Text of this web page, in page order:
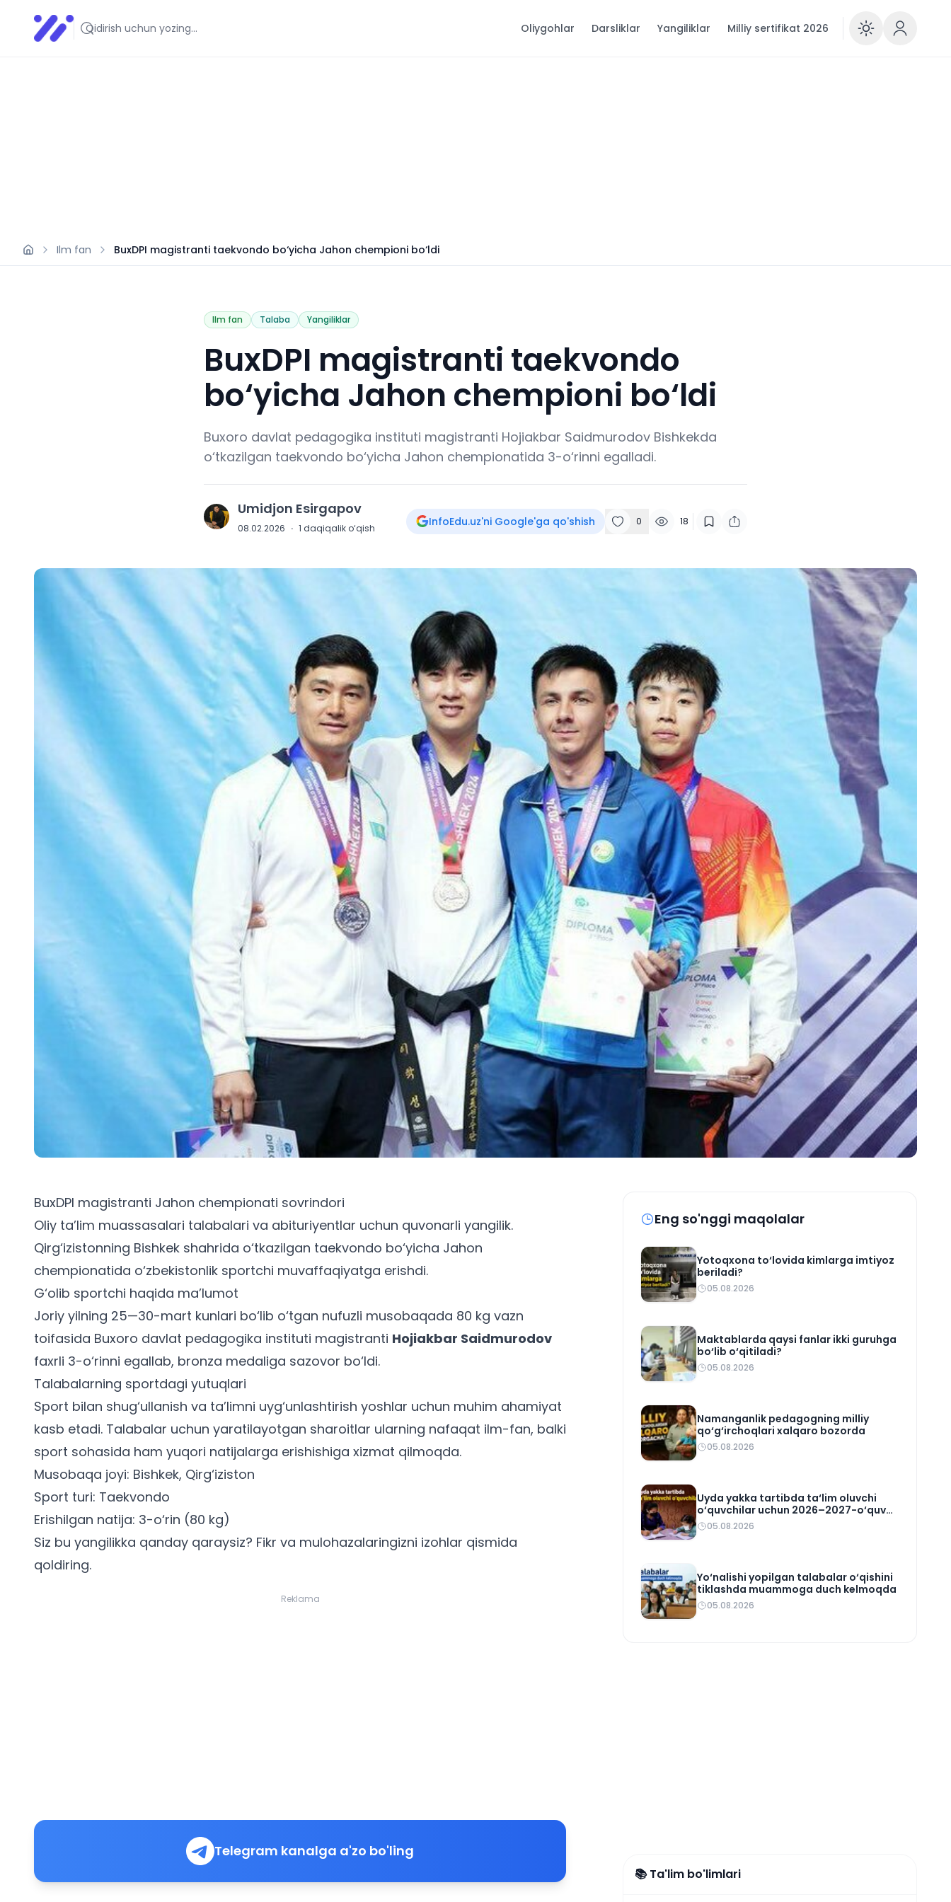
Infoedu
Ta&#039;lim xabarlari va yangiliklari Oliygohlar Darsliklar Yangiliklar Milliy sertifikat 2026
Ilm fan BuxDPI magistranti taekvondo bo‘yicha Jahon chempioni bo‘ldi
Ilm fan Talaba Yangiliklar
BuxDPI magistranti taekvondo
bo‘yicha Jahon chempioni bo‘ldi
Buxoro davlat pedagogika instituti magistranti Hojiakbar Saidmurodov Bishkekda
o‘tkazilgan taekvondo bo‘yicha Jahon chempionatida 3-o‘rinni egalladi.
U Umidjon Esirgapov
08.02.2026 · 1 daqiqalik o‘qish InfoEdu.uz'ni Google'ga qo'shish 0 18
BuxDPI magistranti Jahon chempionati sovrindori
Oliy ta’lim muassasalari talabalari va abituriyentlar uchun quvonarli yangilik.
Qirg‘izistonning Bishkek shahrida o‘tkazilgan taekvondo bo‘yicha Jahon
chempionatida o‘zbekistonlik sportchi muvaffaqiyatga erishdi.
G‘olib sportchi haqida ma’lumot
Joriy yilning 25—30-mart kunlari bo‘lib o‘tgan nufuzli musobaqada 80 kg vazn
toifasida Buxoro davlat pedagogika instituti magistranti Hojiakbar Saidmurodov
faxrli 3-o‘rinni egallab, bronza medaliga sazovor bo‘ldi.
Talabalarning sportdagi yutuqlari
Sport bilan shug‘ullanish va ta’limni uyg‘unlashtirish yoshlar uchun muhim ahamiyat
kasb etadi. Talabalar uchun yaratilayotgan sharoitlar ularning nafaqat ilm-fan, balki
sport sohasida ham yuqori natijalarga erishishiga xizmat qilmoqda.
Musobaqa joyi: Bishkek, Qirg‘iziston
Sport turi: Taekvondo
Erishilgan natija: 3-o‘rin (80 kg)
Siz bu yangilikka qanday qaraysiz? Fikr va mulohazalaringizni izohlar qismida
qoldiring.
Reklama
Telegram kanalga a'zo bo'ling
Eng so'nggi maqolalar
Yotoqxona to‘lovida kimlarga imtiyoz
beriladi?
05.08.2026
Maktablarda qaysi fanlar ikki guruhga
bo‘lib o‘qitiladi?
05.08.2026
Namanganlik pedagogning milliy
qo‘g‘irchoqlari xalqaro bozorda
05.08.2026
Uyda yakka tartibda ta‘lim oluvchi
o‘quvchilar uchun 2026–2027-o‘quv
rejasi tasdiqlandi
05.08.2026
Yo‘nalishi yopilgan talabalar o‘qishini
tiklashda muammoga duch kelmoqda
05.08.2026
📚 Ta'lim bo'limlari